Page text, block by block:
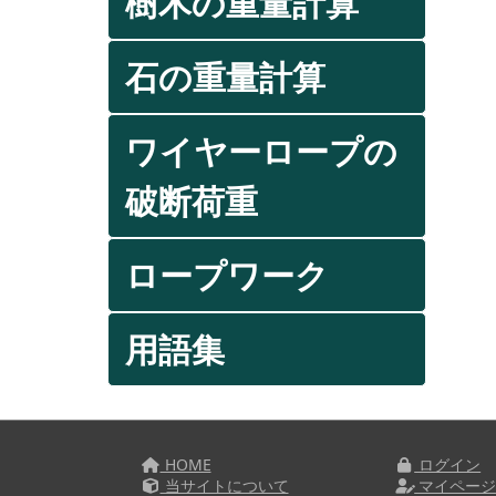
石の重量計算
ワイヤーロープの
破断荷重
ロープワーク
用語集
HOME
当サイトについて
ログイン
マイページ